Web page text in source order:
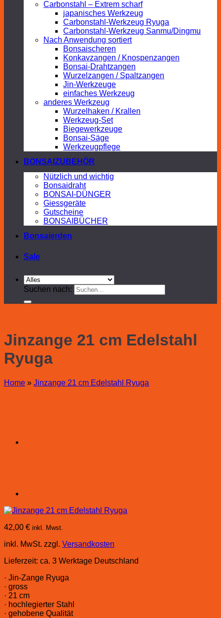
Carbonstahl – Extrem scharf
japanisches Werkzeug
Carbonstahl-Werkzeug Ryuga
Carbonstahl-Werkzeug Sanmu/Dingmu
Nach Anwendung sortiert
Bonsaischeren
Konkavzangen / Knospenzangen
Bonsai-Drahtzangen
Wurzelzangen / Spaltzangen
Jin-Werkzeuge
einfaches Werkzeug
anderes Werkzeug
Wurzelhaken / Krallen
Werkzeug-Set
Biegewerkzeuge
Bonsai-Säge
Werkzeugpflege
BONSAIZUBEHÖR
Nützlich und wichtig
Bonsaidraht
BONSAI-DÜNGER
Giessgeräte
Gutscheine
BONSAIBÜCHER
Bonsaierden
Sale
Suchen nach:
Jinzange 21 cm Edelstahl
Ryuga
Home » Jinzange 21 cm Edelstahl Ryuga
42,00 € inkl. Mwst.
inkl. MwSt. zzgl. Versandkosten
Lieferzeit: ca. 3 Werktage Deutschland
· Jin-Zange Ryuga
· gross
· 21 cm
· hochlegierter Stahl
· gehobene Qualität